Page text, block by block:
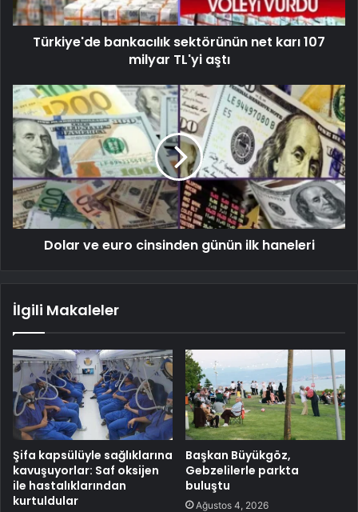
Türkiye'de bankacılık sektörünün net karı 107
milyar TL'yi aştı
Dolar ve euro cinsinden günün ilk haneleri
İlgili Makaleler
Şifa kapsülüyle sağlıklarına
kavuşuyorlar: Saf oksijen
ile hastalıklarından
kurtuldular
Başkan Büyükgöz,
Gebzelilerle parkta
buluştu
Ağustos 4, 2026